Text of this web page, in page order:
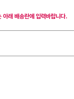
래 배송란에 입력바랍니다.